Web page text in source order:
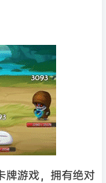
牌游戏，拥有绝对